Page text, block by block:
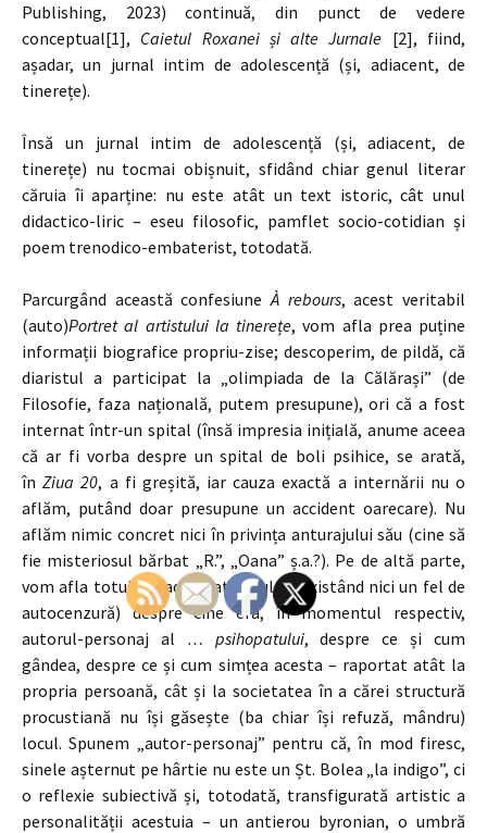
Publishing, 2023) continuă, din punct de vedere
conceptual[1], Caietul Roxanei și alte Jurnale [2], fiind,
așadar, un jurnal intim de adolescență (și, adiacent, de
tinerețe).
Însă un jurnal intim de adolescență (și, adiacent, de
tinerețe) nu tocmai obișnuit, sfidând chiar genul literar
căruia îi aparține: nu este atât un text istoric, cât unul
didactico-liric – eseu filosofic, pamflet socio-cotidian și
poem trenodico-embaterist, totodată.
Parcurgând această confesiuneÀ rebours, acest veritabil
(auto)Portret al artistului la tinerețe, vom afla prea puține
informații biografice propriu-zise; descoperim, de pildă, că
diaristul a participat la „olimpiada de la Călărași” (de
Filosofie, faza națională, putem presupune), ori că a fost
internat într-un spital (însă impresia inițială, anume aceea
că ar fi vorba despre un spital de boli psihice, se arată,
înZiua 20, a fi greșită, iar cauza exactă a internării nu o
aflăm, putând doar presupune un accident oarecare). Nu
aflăm nimic concret nici în privința anturajului său (cine să
fie misteriosul bărbat „R.”, „Oana” ș.a.?). Pe de altă parte,
vom afla totul (cu adevărat totul, neexistând nici un fel de
autocenzură) despre cine era, în momentul respectiv,
autorul-personaj al … psihopatului, despre ce și cum
gândea, despre ce și cum simțea acesta – raportat atât la
propria persoană, cât și la societatea în a cărei structură
procustiană nu își găsește (ba chiar își refuză, mândru)
locul. Spunem „autor-personaj” pentru că, în mod firesc,
sinele așternut pe hârtie nu este un Șt. Bolea „la indigo”, ci
o reflexie subiectivă și, totodată, transfigurată artistic a
personalității acestuia – un antierou byronian, o umbră